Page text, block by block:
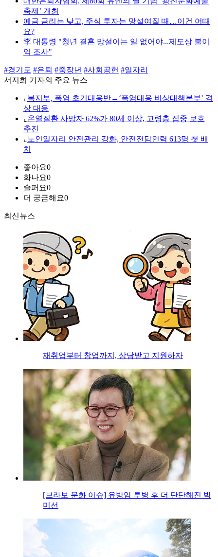
축제’ 개최
예금 금리는 낮고, 주식 투자는 망설여질 때…이건 어때
요?
李 대통령 "청년 결혼 망설이는 일 없어야...제도상 불이
익 조사"
#경기도 #은퇴 #중장년 #사회공헌 #일자리
서지희 기자의 주요 뉴스
⌞ 복지부, 폭염 초기대응반→‘폭염대응 비상대책본부’ 격
상 대응
⌞ 온열질환 사망자 62%가 80세 이상, 고령층 집중 보호
추진
⌞ 노인일자리 안전관리 강화, 안전전담인력 613명 첫 배
치
좋아요0
화나요0
슬퍼요0
더 궁금해요0
최신뉴스
재취업부터 창업까지, 상담받고 지원하자
[브라보 문화 이슈] 유방암 투병 후 더 단단해진 박
미선